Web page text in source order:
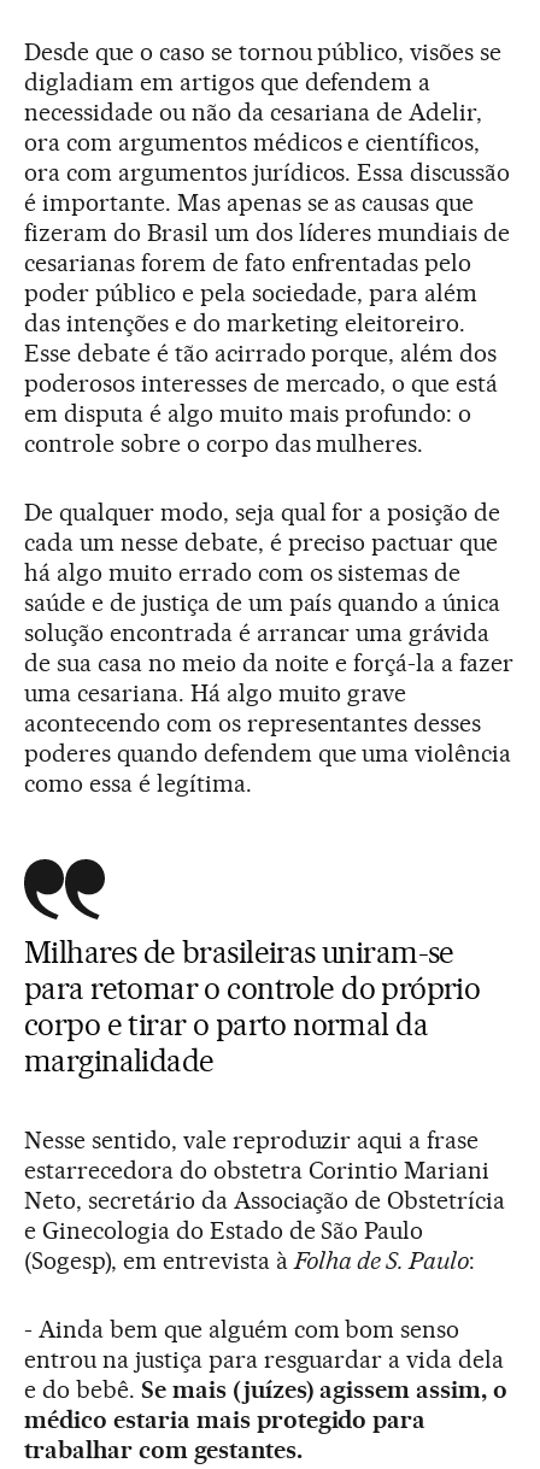
Desde que o caso se tornou público, visões se
digladiam em artigos que defendem a
necessidade ou não da cesariana de Adelir,
ora com argumentos médicos e científicos,
ora com argumentos jurídicos. Essa discussão
é importante. Mas apenas se as causas que
fizeram do Brasil um dos líderes mundiais de
cesarianas forem de fato enfrentadas pelo
poder público e pela sociedade, para além
das intenções e do marketing eleitoreiro.
Esse debate é tão acirrado porque, além dos
poderosos interesses de mercado, o que está
em disputa é algo muito mais profundo: o
controle sobre o corpo das mulheres.
De qualquer modo, seja qual for a posição de
cada um nesse debate, é preciso pactuar que
há algo muito errado com os sistemas de
saúde e de justiça de um país quando a única
solução encontrada é arrancar uma grávida
de sua casa no meio da noite e forçá-la a fazer
uma cesariana. Há algo muito grave
acontecendo com os representantes desses
poderes quando defendem que uma violência
como essa é legítima.
Milhares de brasileiras uniram-se
para retomar o controle do próprio
corpo e tirar o parto normal da
marginalidade
Nesse sentido, vale reproduzir aqui a frase
estarrecedora do obstetra Corintio Mariani
Neto, secretário da Associação de Obstetrícia
e Ginecologia do Estado de São Paulo
(Sogesp), em entrevista àFolha de S. Paulo:
- Ainda bem que alguém com bom senso
entrou na justiça para resguardar a vida dela
e do bebê. Se mais (juízes) agissem assim, o
médico estaria mais protegido para
trabalhar com gestantes.